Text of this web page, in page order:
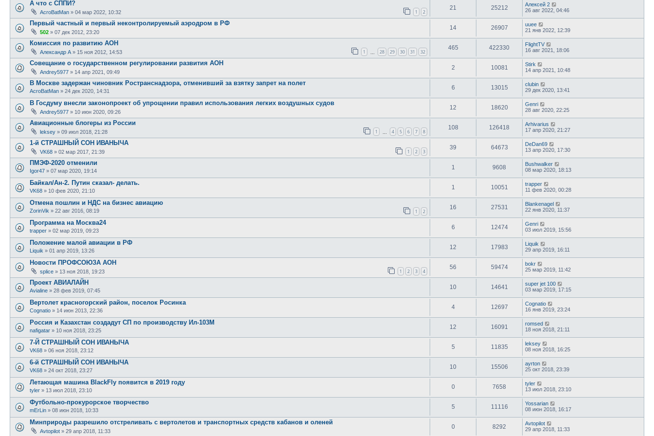
А что с СППИ?
AcroBatMan » 04 мар 2022, 10:32 1 2
21 25212
Алексей 2
26 авг 2022, 04:46
Первый частный и первый неконтролируемый аэродром в РФ
502 » 07 дек 2012, 23:20
14 26907
uuee
21 янв 2022, 12:39
Комиссия по развитию АОН
Александр А » 15 ноя 2012, 14:53 1 28 29 30 31 32
465 422330
FlightTV
16 авг 2021, 18:06
Совещание о государственном регулировании развития АОН
Andrey5977 » 14 апр 2021, 09:49
2 10081
Stirk
14 апр 2021, 10:48
В Москве задержан чиновник Ространснадзора, отменивший за взятку запрет на полет
AcroBatMan » 24 дек 2020, 14:31
6 13015
clubin
29 дек 2020, 13:41
В Госдуму внесли законопроект об упрощении правил использования легких воздушных судов
Andrey5977 » 10 июн 2020, 09:26
12 18620
Genri
28 авг 2020, 22:25
Авиационные блогеры из России
leksey » 09 июл 2018, 21:28 1 4 5 6 7 8
108 126418
Arhivarius
17 апр 2020, 21:27
1-й СТРАШНЫЙ СОН ИВАНЫЧА
VK68 » 02 мар 2017, 21:39 1 2 3
39 64673
DeDan69
13 апр 2020, 17:30
ПМЭФ-2020 отменили
Igor47 » 07 мар 2020, 19:14
1 9608
Bushwalker
08 мар 2020, 18:13
Байкал/Ан-2. Путин сказал- делать.
VK68 » 10 фев 2020, 21:10
1 10051
trapper
11 фев 2020, 00:28
Отмена пошлин и НДС на бизнес авиацию
ZorinVik » 22 авг 2016, 08:19 1 2
16 27531
Blankenagel
22 янв 2020, 11:37
Программа на Москва24
trapper » 02 мар 2019, 09:23
6 12474
Genri
03 июл 2019, 15:56
Положение малой авиации в РФ
Liquik » 01 апр 2019, 13:26
12 17983
Liquik
29 апр 2019, 16:11
Новости ПРОФСОЮЗА АОН
splice » 13 ноя 2018, 19:23 1 2 3 4
56 59474
bokr
25 мар 2019, 11:42
Проект АВИАЛАЙН
Avialine » 28 фев 2019, 07:45
10 14641
super jet 100
03 мар 2019, 17:15
Вертолет красногорский район, поселок Росинка
Cognatio » 14 июн 2013, 22:36
4 12697
Cognatio
16 янв 2019, 23:24
Россия и Казахстан создадут СП по производству Ил-103М
nafigatar » 10 ноя 2018, 23:25
12 16091
romsed
18 ноя 2018, 21:11
7-Й СТРАШНЫЙ СОН ИВАНЫЧА
VK68 » 06 ноя 2018, 23:12
5 11835
leksey
08 ноя 2018, 16:25
6-й СТРАШНЫЙ СОН ИВАНЫЧА
VK68 » 24 окт 2018, 23:27
10 15506
ayrton
25 окт 2018, 23:39
Летающая машина BlackFly появится в 2019 году
tyler » 13 июл 2018, 23:10
0 7658
tyler
13 июл 2018, 23:10
Футбольно-прокурорское творчество
mErLin » 08 июн 2018, 10:33
5 11116
Yossarian
08 июн 2018, 16:17
Минприроды разрешило отстреливать с вертолетов и транспортных средств кабанов и оленей
Avtopilot » 29 апр 2018, 11:33
0 8292
Avtopilot
29 апр 2018, 11:33